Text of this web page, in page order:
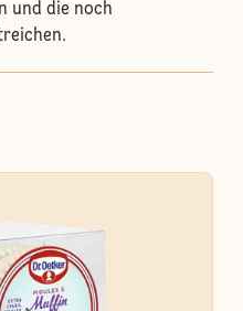
und die noch